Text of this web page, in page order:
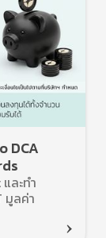
DCA
ละทำ
มูลค่า